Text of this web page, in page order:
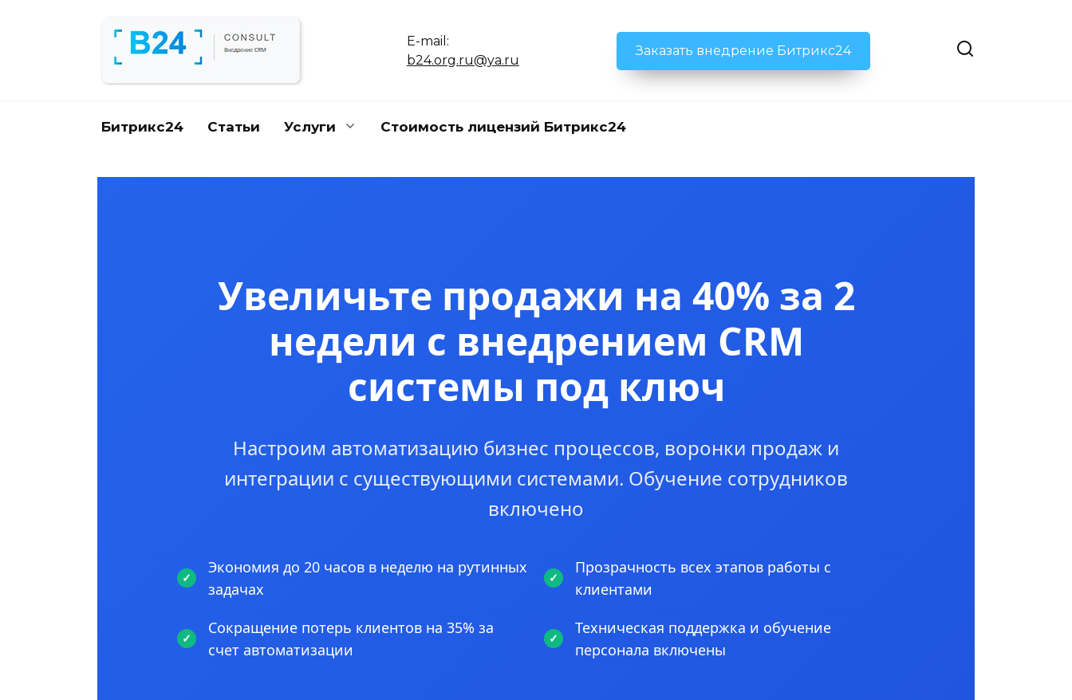
E-mail:
b24.org.ru@ya.ru
Заказать внедрение Битрикс24
Битрикс24 Статьи Услуги Стоимость лицензий Битрикс24
Увеличьте продажи на 40% за 2
недели с внедрением CRM
системы под ключ
Настроим автоматизацию бизнес процессов, воронки продаж и
интеграции с существующими системами. Обучение сотрудников
включено
Экономия до 20 часов в неделю на рутинных
задачах
Прозрачность всех этапов работы с
клиентами
Сокращение потерь клиентов на 35% за
счет автоматизации
Техническая поддержка и обучение
персонала включены